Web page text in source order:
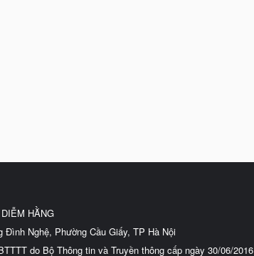
HẰNG
Nghệ, Phường Cầu Giấy, TP Hà Nội
do Bộ Thông tin và Truyền thông cấp ngày 30/06/2016